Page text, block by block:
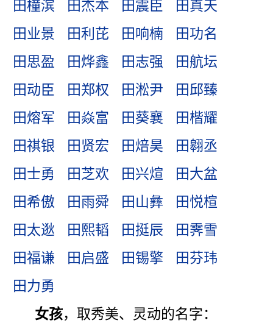
田橦滨
田杰本 田震臣
田真天
田业景
田利芘 田响楠
田功名
田思盈
田烨鑫 田志强
田航坛
田动臣
田郑权 田淞尹
田邱臻
田熔军
田焱富 田葵襄
田楷耀
田祺银
田贤宏 田焙昊
田翱丞
田士勇
田芝欢 田兴煊
田大盆
田希傲
田雨舜 田山彝
田悦楦
田太逖
田熙韬 田挺辰
田霁雪
田福谦
田启盛 田锡擎
田芬玮
田力勇
女孩，取秀美、灵动的名字：